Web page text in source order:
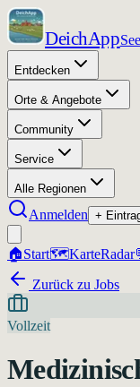
DeichApp
Entdecken
Orte & Angebote
Community
Service
Alle Regionen
Anmelden +
🏠Start🗺️KarteRadar
Zurück zu Jobs
Vollzeit